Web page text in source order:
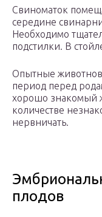
Свиноматок
середине
Необходимо
подстилки. В
Опытные
период перед
хорошо знакомый
количестве
нервничать.
плодов